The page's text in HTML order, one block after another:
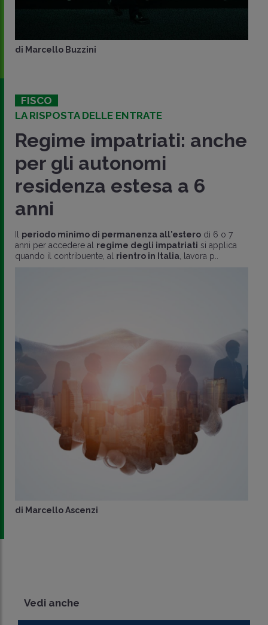
di Marcello Buzzini
FISCO
LA RISPOSTA DELLE ENTRATE
Regime impatriati: anche
per gli autonomi
residenza estesa a 6
anni
Il periodo minimo di permanenza all'estero di 6 o 7
anni per accedere al regime degli impatriati si applica
quando il contribuente, al rientro in Italia, lavora p..
di Marcello Ascenzi
Vedi anche